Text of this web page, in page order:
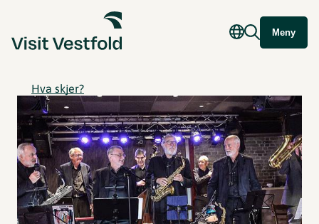
Meny
Hva skjer?